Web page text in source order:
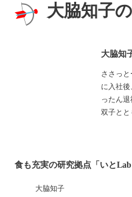
大脇知子
大脇知
ささっ
に入社
ったん
双子とと
食も充実の研究拠点「いと
大脇知子